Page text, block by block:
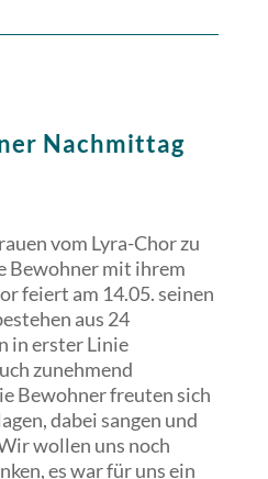
Nachmittag
vom Lyra-Chor zu
Bewohner mit ihrem
feiert am 14.05. seinen
aus 24
in erster Linie
zunehmend
Bewohner freuten sich
dabei sangen und
wollen uns noch
es war für uns ein